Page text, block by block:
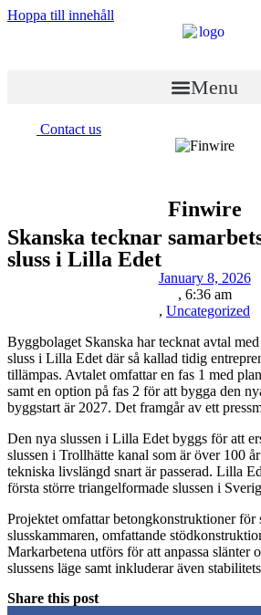
Hoppa till innehåll
Menu
Contact us
Finwire
Skanska tecknar
sluss i Lilla Edet
January 8, 2026
, 6:36 am
, Uncategorized
Byggbolaget Skanska har tecknat avtal
sluss i Lilla Edet där så kallad tidig
tillämpas. Avtalet omfattar en fas 1 med
samt en option på fas 2 för att bygga den
byggstart är 2027. Det framgår av ett
Den nya slussen i Lilla Edet byggs för att
slussen i Trollhätte kanal som är över 100
tekniska livslängd snart är passerad. Lilla
första större triangelformade slussen i
Projektet omfattar betongkonstruktioner för
slusskammaren, omfattande
Markarbetena utförs för att anpassa slänter
slussens läge samt inkluderar även
Share this post